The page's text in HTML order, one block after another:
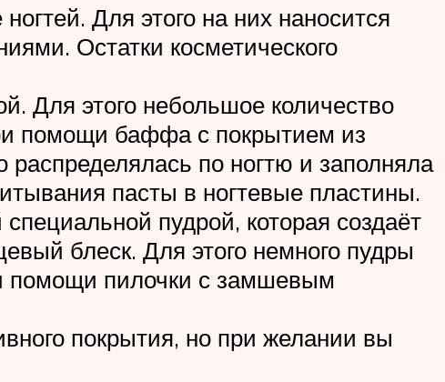
Для этого на них наносится
Остатки косметического
Для этого небольшое количество
помощи баффа с покрытием из
по ногтю и заполняла
пасты в ногтевые пластины.
пудрой, которая создаёт
блеск. Для этого немного пудры
помощи пилочки с замшевым
покрытия, но при желании вы